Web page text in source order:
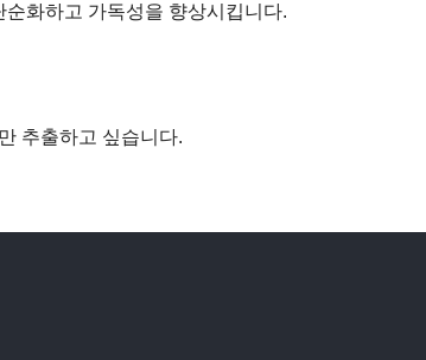
화하고 가독성을 향상시킵니다.
추출하고 싶습니다.